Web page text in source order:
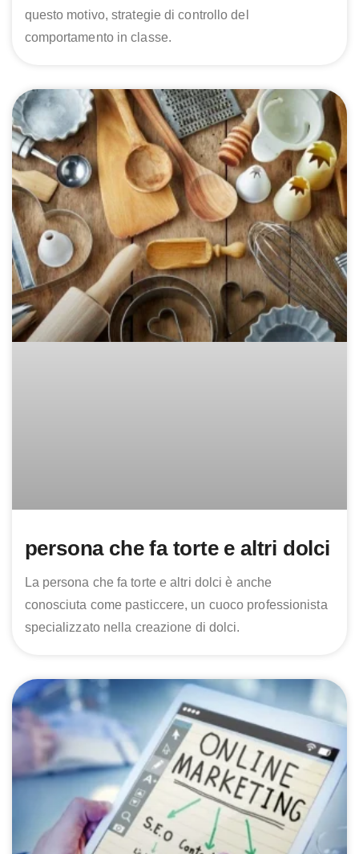
questo motivo, strategie di controllo del
comportamento in classe.
persona che fa torte e altri dolci
La persona che fa torte e altri dolci è anche
conosciuta come pasticcere, un cuoco professionista
specializzato nella creazione di dolci.